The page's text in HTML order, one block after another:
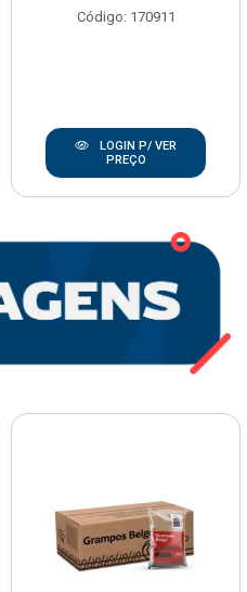
Código: 170911
LOGIN P/ VER
PREÇO